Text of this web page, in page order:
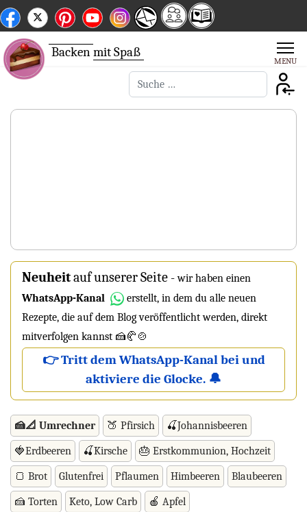
Backenmit Spaß
Suchen
Neuheitauf unserer Seite -wir haben einen
WhatsApp-Kanal
erstellt, in dem du alle neuen
Rezepte, die auf dem Blog veröffentlicht werden, direkt
mitverfolgen kannst 🍰🥐🍲
👉 Tritt dem WhatsApp-Kanal bei und
aktiviere die Glocke. 🔔
🍰📐 Umrechner 🍑 Pfirsich 🍒Johannisbeeren
🍓Erdbeeren 🍒Kirsche 🎂 Erstkommunion, Hochzeit
🍞 Brot Glutenfrei Pflaumen Himbeeren Blaubeeren
🍰 Torten Keto, Low Carb 🍎 Apfel